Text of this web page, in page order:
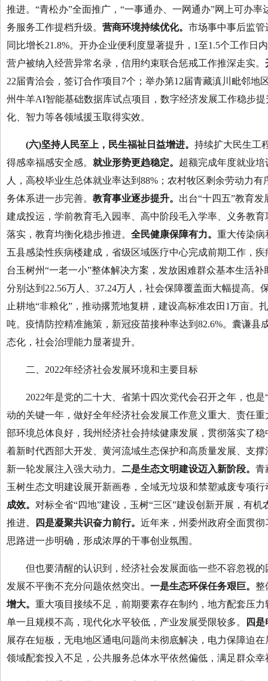
推进。“青松办”全面推广，“一事通办、一网通办”网上可办
务服务工作提档升级。 营商环境持续优化。 市场事中事后监
同比增长21.8%。开办企业便利度显著提升，1至1.5个工作日
营户被纳入经营异常名录，信用约束联合惩戒工作推深走实。
22届青洽会，签订合作项目7个；举办第12届青藏滇川毗邻
州牛羊AI智能基础数据库试点项目，数字经济发展工作稳步
化、智力等各领域援玉取得实效。
(六)坚持人民至上，民生福祉日益增进。 持续扩大民生工
得感幸福感安全感。 就业形势更趋稳定。 超额完成年度就业
人，高校毕业生总体就业率达到88%；农村牧区剩余劳动力
务体系进一步完善。 教育事业逐步提升。 出台“十四五”教育
建成投运，学前教育毛入园率、高中阶段毛入学率、义务教
落实，教育均衡化稳步推进。 全民健康保障有力。 重大传染病
五县感染性疾病楼建成，省级区域医疗中心完成前期工作，
台玉树州“一老一小”整体解决方案，发放困难群众基本生活
分别达到22.56万人、37.24万人，社会保障覆盖面大幅提高
止耕地“非粮化”，推动撂荒地复耕，建设高标准农田1万亩
吨。疫情防控精准施策，新冠疫苗接种率达到82.6%。囊谦
态化，社会治理能力显著提升。
二、2022年经济社会发展环境和主要目标
2022年是党的二十大、省第十四次党代会召开之年，也是
动的关键一年，做好全年经济社会发展工作意义重大、责任
部环境总体良好，我州经济社会持续健康发展，贯彻落实了
着新时代西部大开发、黄河流域生态保护和高质量发展、支
新一轮发展注入强大动力。 二是生态文明建设迈入新阶段。 青
玉树生态文明建设展开新画卷，全域无垃圾和禁塑减废专项
成效。 对标全省“四地”建设，玉树“三区”建设创新开展，有
推进。
四是凝聚共识奋力前行。 近年来，州委州政府全面贯
思路进一步明确，形成浓厚的干事创业氛围。
但也要清醒的认识到，经济社会发展面临一些不容忽视的
发展不平衡不充分问题依然突出。 一是生态环保任务艰巨。 整
增大。 重大项目接续不足，前期要素存在制约，地方配套压
单一且规模不高，现代化水平较低，产业发展受限较多。
四
展存在短板，无电地区通电问题尚未彻底解决，电力保障迫在
领域配套投入不足，公共服务总体水平依然偏低，满足群众